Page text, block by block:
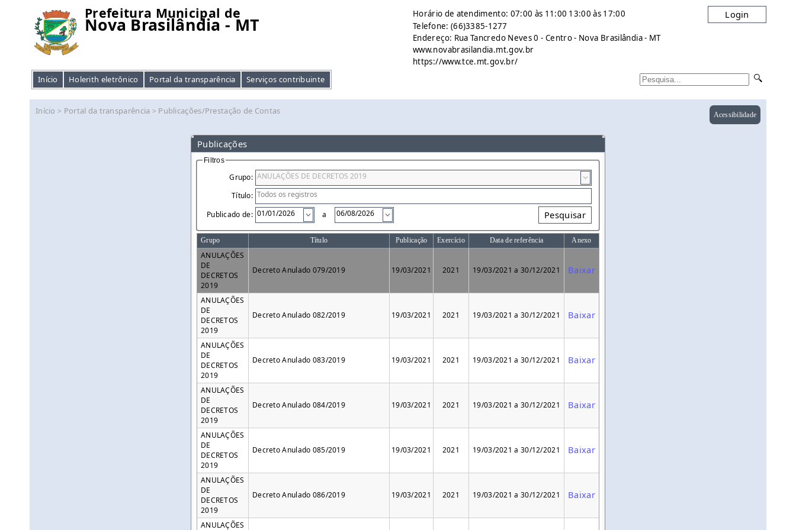
Login
Prefeitura Municipal de Horário de atendimento: 07:00 às 11:00 13:00 às 17:00
Nova Brasilândia - MT
Telefone: (66)3385-1277
Endereço: Rua Tancredo Neves 0 - Centro - Nova Brasilândia - MT
www.novabrasilandia.mt.gov.br
https://www.tce.mt.gov.br/
Início
Holerith eletrônico Portal da transparência Serviços contribuinte
Início > Portal da transparência > Publicações/Prestação de Contas Acessibilidade
Publicações
Filtros
Grupo:
Título:
Publicado de:
a Pesquisar
Grupo Título Publicação Exercício Data de referência Anexo
ANULAÇÕES
DE
DECRETOS
2019
Decreto Anulado 079/2019 19/03/2021 2021 19/03/2021 a 30/12/2021 Baixar
ANULAÇÕES
DE
DECRETOS
2019
Decreto Anulado 082/2019 19/03/2021 2021 19/03/2021 a 30/12/2021 Baixar
ANULAÇÕES
DE
DECRETOS
2019
Decreto Anulado 083/2019 19/03/2021 2021 19/03/2021 a 30/12/2021 Baixar
ANULAÇÕES
DE
DECRETOS
2019
Decreto Anulado 084/2019 19/03/2021 2021 19/03/2021 a 30/12/2021 Baixar
ANULAÇÕES
DE
DECRETOS
2019
Decreto Anulado 085/2019 19/03/2021 2021 19/03/2021 a 30/12/2021 Baixar
ANULAÇÕES
DE
DECRETOS
2019
Decreto Anulado 086/2019 19/03/2021 2021 19/03/2021 a 30/12/2021 Baixar
ANULAÇÕES